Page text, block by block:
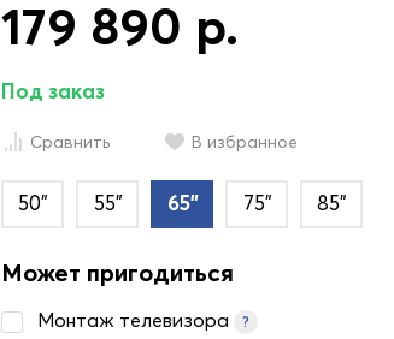
179 890 р.
Под заказ
Сравнить В избранное
50" 55" 65" 75" 85"
Может пригодиться
Монтаж телевизора ?